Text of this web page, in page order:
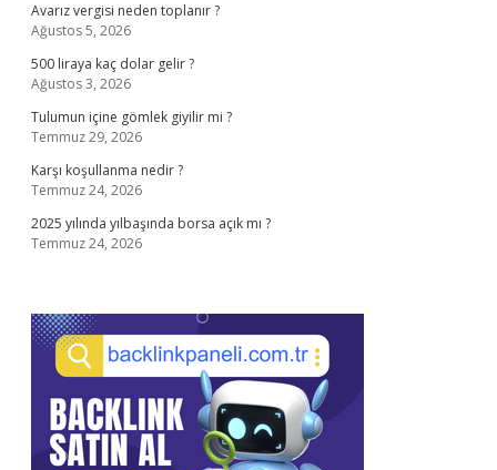
Avarız vergisi neden toplanır ?
Ağustos 5, 2026
500 liraya kaç dolar gelir ?
Ağustos 3, 2026
Tulumun içine gömlek giyilir mi ?
Temmuz 29, 2026
Karşı koşullanma nedir ?
Temmuz 24, 2026
2025 yılında yılbaşında borsa açık mı ?
Temmuz 24, 2026